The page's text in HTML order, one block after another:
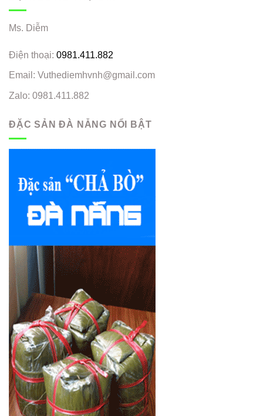
Ms. Diễm
Điện thoại: 0981.411.882
Email: Vuthediemhvnh@gmail.com
Zalo: 0981.411.882
ĐẶC SẢN ĐÀ NẴNG NỔI BẬT